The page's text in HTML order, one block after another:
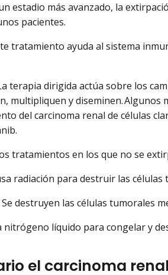
estadio más avanzado, la
pacientes.
tratamiento ayuda al sistema
terapia dirigida actúa sobre los
multipliquen y diseminen. Algunos
del carcinoma renal de células
tratamientos en los que no se
radiación para destruir las células
Se destruyen las células tumorales
nitrógeno líquido para congelar y
el carcinoma